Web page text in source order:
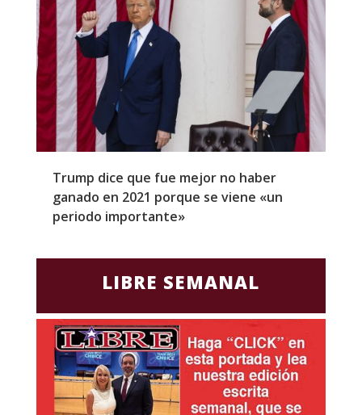
Trump dice que fue mejor no haber
ganado en 2021 porque se viene «un
periodo importante»
LIBRE SEMANAL